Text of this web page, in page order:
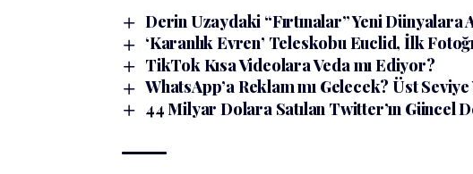
Derin Uzaydaki “Fırtınalar” Yeni Dünyalara
‘Karanlık Evren’ Teleskobu Euclid, İlk
TikTok Kısa Videolara Veda mı Ediyor?
WhatsApp’a Reklam mı Gelecek? Üst Seviye
44 Milyar Dolara Satılan Twitter’ın Güncel